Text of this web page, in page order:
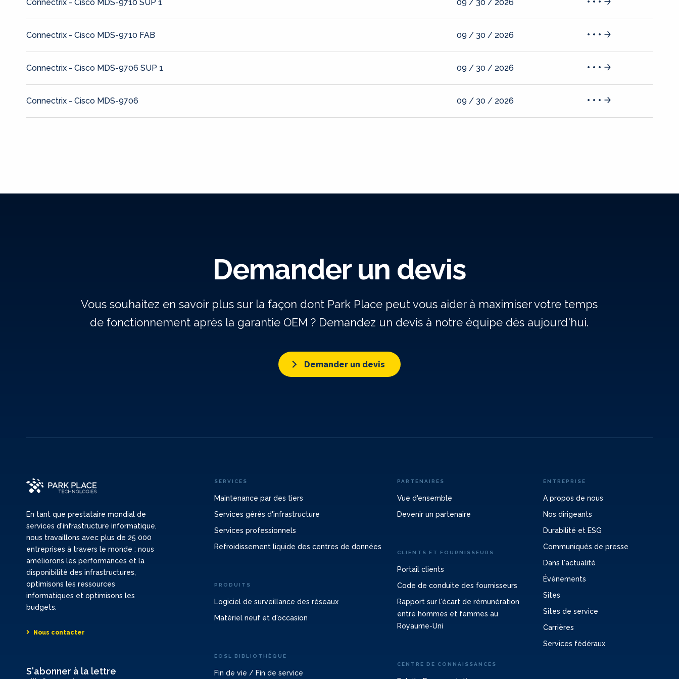
Connectrix - Cisco MDS-9710 SUP 1 09 / 30 / 2026
Connectrix - Cisco MDS-9710 FAB 09 / 30 / 2026
Connectrix - Cisco MDS-9706 SUP 1 09 / 30 / 2026
Connectrix - Cisco MDS-9706 09 / 30 / 2026
Demander un devis
Vous souhaitez en savoir plus sur la façon dont Park Place peut vous aider à maximiser votre temps
de fonctionnement après la garantie OEM ? Demandez un devis à notre équipe dès aujourd'hui.
Demander un devis
En tant que prestataire mondial de
services d'infrastructure informatique,
nous travaillons avec plus de 25 000
entreprises à travers le monde : nous
améliorons les performances et la
disponibilité des infrastructures,
optimisons les ressources
informatiques et optimisons les
budgets.
Nous contacter
S'abonner à la lettre
SERVICES
Maintenance par des tiers
Services gérés d'infrastructure
Services professionnels
Refroidissement liquide des centres de données
PRODUITS
Logiciel de surveillance des réseaux
Matériel neuf et d'occasion
EOSL BIBLIOTHÈQUE
Fin de vie / Fin de service
PARTENAIRES
Vue d'ensemble
Devenir un partenaire
CLIENTS ET FOURNISSEURS
Portail clients
Code de conduite des fournisseurs
Rapport sur l'écart de rémunération
entre hommes et femmes au
Royaume-Uni
CENTRE DE CONNAISSANCES
ENTREPRISE
A propos de nous
Nos dirigeants
Durabilité et ESG
Communiqués de presse
Dans l'actualité
Événements
Sites
Sites de service
Carrières
Services fédéraux